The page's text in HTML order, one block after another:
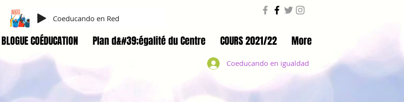
BLOGUE COÉDUCATION Plan d&#39;égalité du Centre COURS 2021/22 More
Coeducando en igualdad
Coeducando en Red